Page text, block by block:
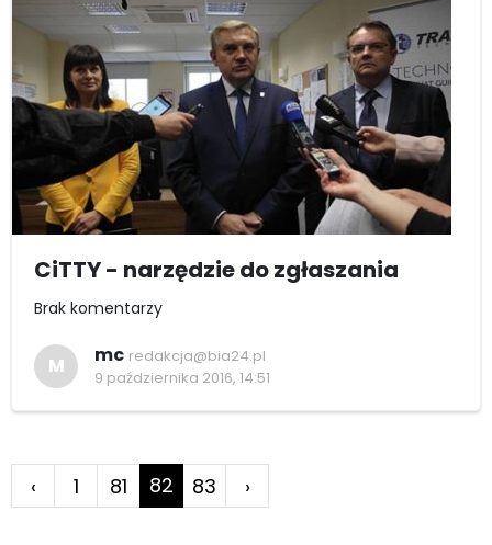
CiTTY - narzędzie do zgłaszania
Brak komentarzy
M mc redakcja@bia24.pl
9 października 2016, 14:51
‹ 1 81 82 83 ›